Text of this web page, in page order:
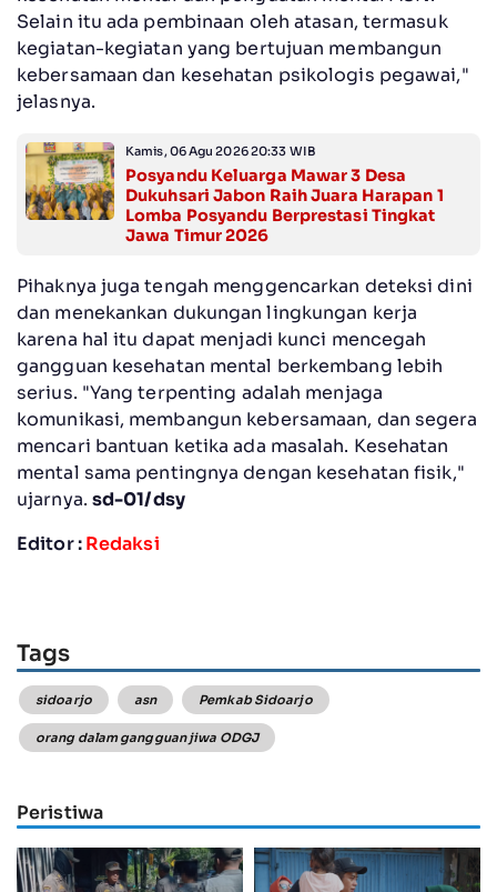
Selain itu ada pembinaan oleh atasan, termasuk
kegiatan-kegiatan yang bertujuan membangun
kebersamaan dan kesehatan psikologis pegawai,"
jelasnya.
Kamis, 06 Agu 2026 20:33 WIB
Posyandu Keluarga Mawar 3 Desa
Dukuhsari Jabon Raih Juara Harapan 1
Lomba Posyandu Berprestasi Tingkat
Jawa Timur 2026
Pihaknya juga tengah menggencarkan deteksi dini
dan menekankan dukungan lingkungan kerja
karena hal itu dapat menjadi kunci mencegah
gangguan kesehatan mental berkembang lebih
serius. "Yang terpenting adalah menjaga
komunikasi, membangun kebersamaan, dan segera
mencari bantuan ketika ada masalah. Kesehatan
mental sama pentingnya dengan kesehatan fisik,"
ujarnya. sd-01/dsy
Editor :Redaksi
Tags
sidoarjo asn Pemkab Sidoarjo
orang dalam gangguan jiwa ODGJ
Peristiwa